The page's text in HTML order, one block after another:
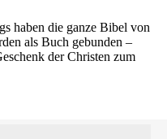
haben die ganze Bibel von
als Buch gebunden –
der Christen zum